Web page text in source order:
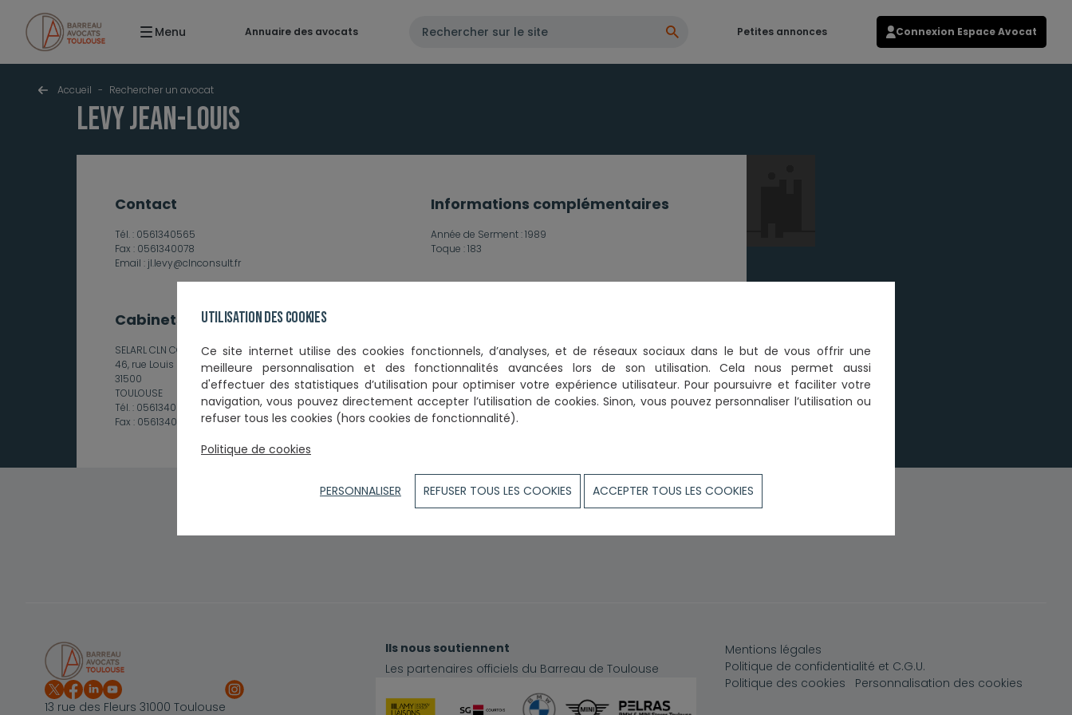
Utilisation des cookies
Ce site internet utilise des cookies fonctionnels, d’analyses, et de réseaux sociauxdans le but de vous offrir une
meilleure personnalisation et des fonctionnalités avancées lors de son utilisation. Cela nous permet aussi
d'effectuer des statistiques d’utilisation pour optimiser votre expérience utilisateur. Pour poursuivre et faciliter votre
navigation, vous pouvez directement accepter l’utilisation de cookies.Sinon, vous pouvez personnaliser l’utilisation ou
refuser tous les cookies (hors cookies de fonctionnalité).
Politique de cookies
PERSONNALISER REFUSER TOUS LES COOKIES ACCEPTER TOUS LES COOKIES
Menu Annuaire des avocats Petites annonces Connexion Espace Avocat
Accueil - Rechercher un avocat
LEVY Jean-Louis
contact
Tél. : 0561340565
Fax : 0561340078
Email : jl.levy@clnconsult.fr
Informations complémentaires
Année de Serment :1989
Toque :183
Droit Fiscal et Droit Douanier
Cabinets et établissements
SELARL CLN CONSULT
46, rue Louis Plana
31500
TOULOUSE
Tél. : 0561340565
Fax : 0561340078
13 rue des Fleurs 31000 Toulouse
Ils nous soutiennent
Les partenaires officiels du Barreau de Toulouse
Pied de page
Mentions légales
Politique de confidentialité et C.G.U.
Politique des cookies
Personnalisation des cookies